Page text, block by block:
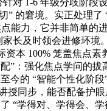
对 1-6 年级分歧阶
的窘境。实正处理
能力，它并非简单
长及时领会进修环
本 100% 笼盖焦点
”：强化焦点学问的
今的 “智能个性化
同步，能否配备护
“学得对、学得会